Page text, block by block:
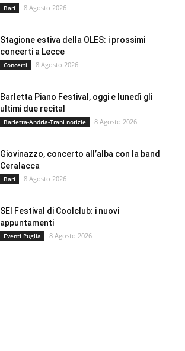
Bari 8 Agosto 2026
Stagione estiva della OLES: i prossimi
concerti a Lecce
Concerti 8 Agosto 2026
Barletta Piano Festival, oggi e lunedì gli
ultimi due recital
Barletta-Andria-Trani notizie 8 Agosto 2026
Giovinazzo, concerto all’alba con la band
Ceralacca
Bari 8 Agosto 2026
SEI Festival di Coolclub: i nuovi
appuntamenti
Eventi Puglia 8 Agosto 2026